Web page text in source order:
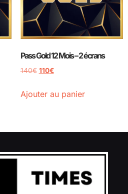
Pass Gold 12 Mois – 2 écrans
140€ 110€
Ajouter au panier